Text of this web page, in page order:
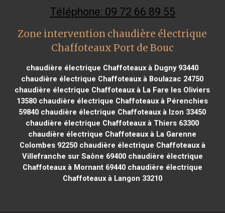
Téléphone: 09 72 66 89 55
Zone intervention chaudière électrique
Chaffoteaux Port de Bouc
chaudière électrique Chaffoteaux à Dugny 93440
chaudière électrique Chaffoteaux à Boulazac 24750
chaudière électrique Chaffoteaux à La Fare les Oliviers
13580 chaudière électrique Chaffoteaux à Pérenchies
59840 chaudière électrique Chaffoteaux à Izon 33450
chaudière électrique Chaffoteaux à Thiers 63300
chaudière électrique Chaffoteaux à La Garenne
Colombes 92250chaudière électrique Chaffoteaux à
Villefranche sur Saône 69400chaudière électrique
Chaffoteaux à Mornant 69440chaudière électrique
Chaffoteaux à Langon 33210